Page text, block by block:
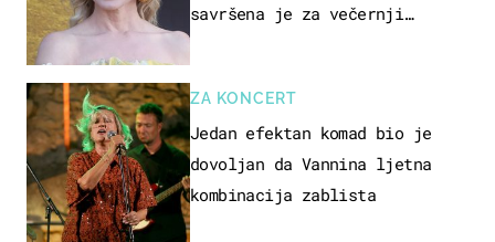
savršena je za večernji
ZA KONCERT
Jedan efektan komad bio je
dovoljan da Vannina ljetna
kombinacija zablista